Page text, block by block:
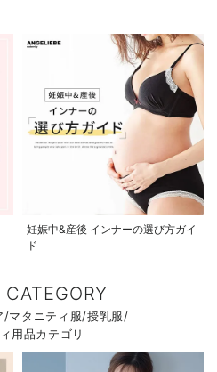
妊娠中&産後 インナーの選び方ガイ
ド
/マタニティ服/授乳服/
用品カテゴリ